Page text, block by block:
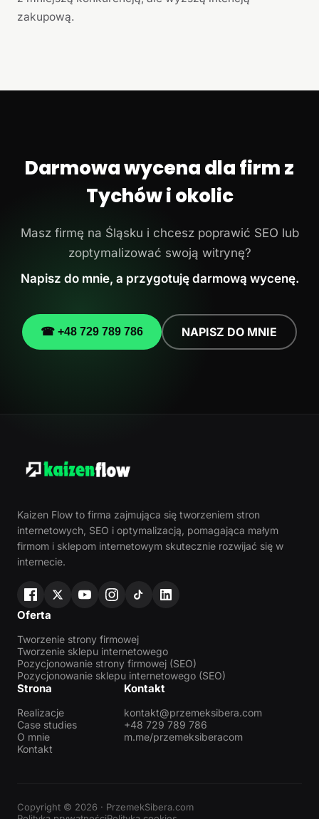
zakupową.
Darmowa wycena dla firm z
Tychów i okolic
Masz firmę na Śląsku i chcesz poprawić SEO lub
zoptymalizować swoją witrynę?
Napisz do mnie, a przygotuję darmową wycenę.
☎ +48 729 789 786 NAPISZ DO MNIE
Kaizen Flow to firma zajmująca się tworzeniem stron
internetowych, SEO i optymalizacją, pomagająca małym
firmom i sklepom internetowym skutecznie rozwijać się w
internecie.
Oferta
Tworzenie strony firmowej
Tworzenie sklepu internetowego
Pozycjonowanie strony firmowej (SEO)
Pozycjonowanie sklepu internetowego (SEO)
Strona
Realizacje
Case studies
O mnie
Kontakt
Kontakt
kontakt@przemeksibera.com
+48 729 789 786
m.me/przemeksiberacom
Copyright © 2026 · PrzemekSibera.com